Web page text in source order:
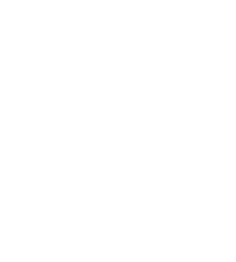
travers les roches que les
santé ?
donné les teneurs en